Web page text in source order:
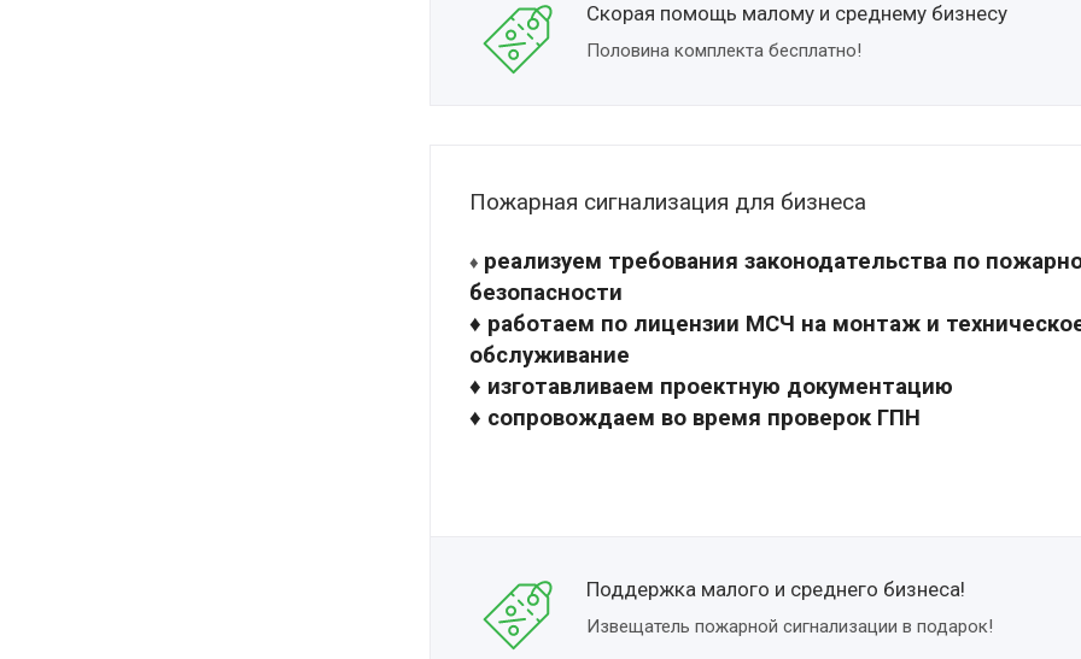
Скорая помощь малому и среднему бизнесу
Половина комплекта бесплатно!
Пожарная сигнализация для бизнеса
♦ реализуем требования законодательства по
безопасности
♦ работаем по лицензии МСЧ на монтаж и
обслуживание
♦ изготавливаем проектную документацию
♦ сопровождаем во время проверок ГПН
Поддержка малого и среднего бизнеса!
Извещатель пожарной сигнализации в подарок!